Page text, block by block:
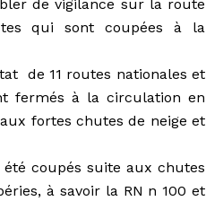
de vigilance sur la route
qui sont coupées à la
de 11 routes nationales et
fermés à la circulation en
fortes chutes de neige et
coupés suite aux chutes
à savoir la RN n 100 et